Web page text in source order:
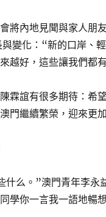
將內地見聞與家人朋
變化：“新的口岸、
越好，這些讓我們都
霖誼有很多期待：希
門繼續繁榮，迎來更
什么。”澳門青年李永
學你一言我一語地暢